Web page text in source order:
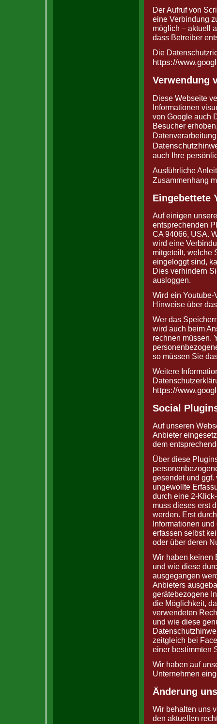
Der Aufruf von
eine Verbindung
möglich – aktuell
dass Betreiber
Die
https://
Verwendung
Diese Webseite
Informationen
von Google auch
Besucher
auch Ihre
Ausführliche
Zusammenhang
Eingebettete
Auf einigen
entsprechenden
CA 94066, USA.
wird eine
mitgeteilt, welche
eingeloggt sind,
Dies verhindern
ausloggen.
Wird ein Youtube-
Hinweise über
Wer das
wird auch beim
rechnen müssen.
so müssen Sie
Weitere
https://
Social
Auf unseren
Anbieter
dem
Über diese
gesendet und
ungewollte
durch eine 2-
muss dieses erst
werden. Erst
Informationen
erfassen selbst
oder über deren
Wir haben keinen
und wie diese
ausgegangen
Anbieters
gerätebezogene
die Möglichkeit,
verwendeten
und wie diese
zeitgleich bei
einer bestimmten
Wir haben auf
Unternehmen
Änderung
Wir behalten uns
den aktuellen